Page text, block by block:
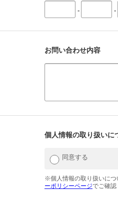
- -
お問い合わせ内容
個人情報の取り扱いに
同意する
※個人情報の取り扱いにつ
ーポリシーページでご確認